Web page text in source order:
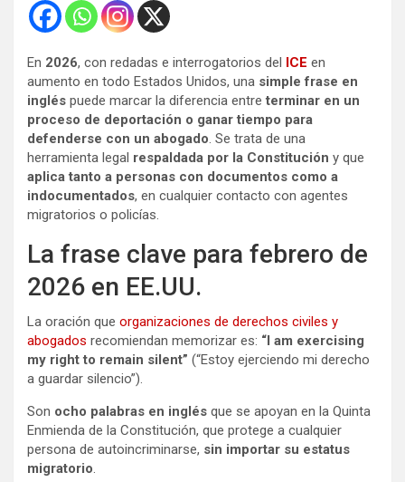
En 2026, con redadas e interrogatorios del ICE en
aumento en todo Estados Unidos, una simple frase en
inglés puede marcar la diferencia entre terminar en un
proceso de deportación o ganar tiempo para
defenderse con un abogado . Se trata de una
herramienta legal respaldada por la Constitución y que
aplica tanto a personas con documentos como a
indocumentados, en cualquier contacto con agentes
migratorios o policías.
La frase clave para febrero de
2026 en EE.UU.
La oración que organizaciones de derechos civiles y
abogados recomiendan memorizar es: “I am exercising
my right to remain silent” (“Estoy ejerciendo mi derecho
a guardar silencio”).
Son ocho palabras en inglés que se apoyan en la Quinta
Enmienda de la Constitución, que protege a cualquier
persona de autoincriminarse, sin importar su estatus
migratorio